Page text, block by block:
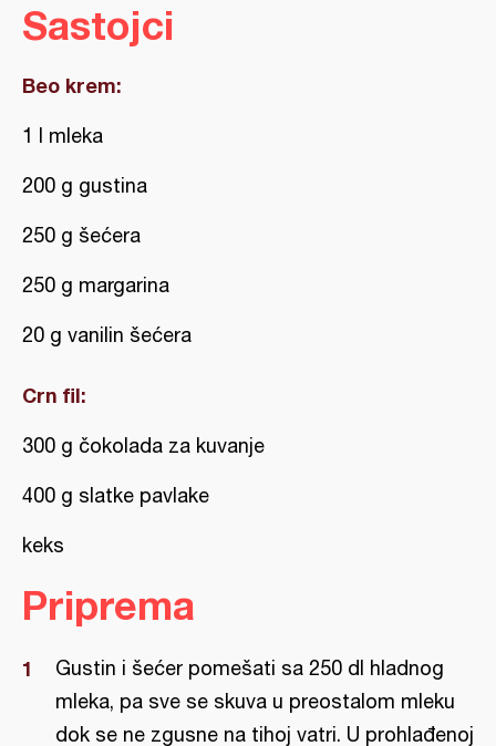
Sastojci
Beo krem:
1 l mleka
200 g gustina
250 g šećera
250 g margarina
20 g vanilin šećera
Crn fil:
300 g čokolada za kuvanje
400 g slatke pavlake
keks
Priprema
Gustin i šećer pomešati sa 250 dl hladnog
mleka, pa sve se skuva u preostalom mleku
dok se ne zgusne na tihoj vatri. U prohlađenoj